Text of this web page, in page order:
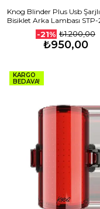
Knog Blinder Plus Usb Şarjlı
Bisiklet Arka Lambası STP-
-21% ₺1.200,00
₺950,00
KARGO
BEDAVA!